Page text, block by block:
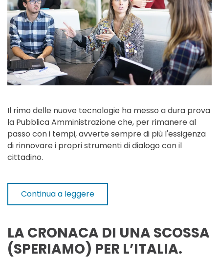
Il rimo delle nuove tecnologie ha messo a dura prova
la Pubblica Amministrazione che, per rimanere al
passo con i tempi, avverte sempre di più l'essigenza
di rinnovare i propri strumenti di dialogo con il
cittadino.
Continua a leggere
LA CRONACA DI UNA SCOSSA
(SPERIAMO) PER L’ITALIA.